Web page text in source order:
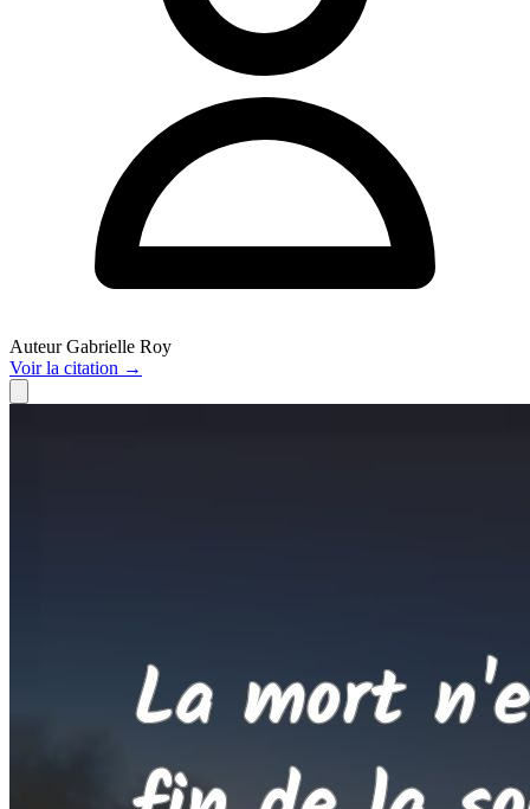
Auteur Gabrielle Roy
Voirla citation →